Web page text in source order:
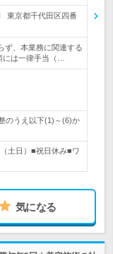
東京都千代田区四番
、本業務に関連する
は一律手当（…
のうえ以下(1)～(6)か
土日）■祝日休み■ワ
気になる